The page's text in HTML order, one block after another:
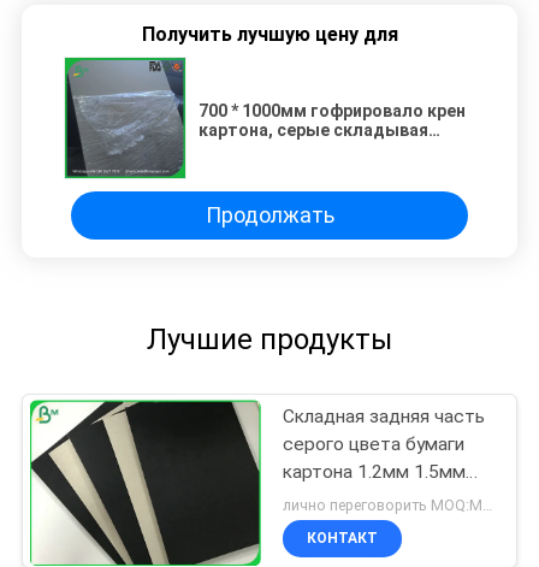
Получить лучшую цену для
700 * 1000мм гофрировало крен
картона, серые складывая
Продолжать
Лучшие продукты
Складная задняя часть
серого цвета бумаги
картона 1.2мм 1.5мм
одиночная черная
покрытая для
подарочной коробки
КОНТАКТ